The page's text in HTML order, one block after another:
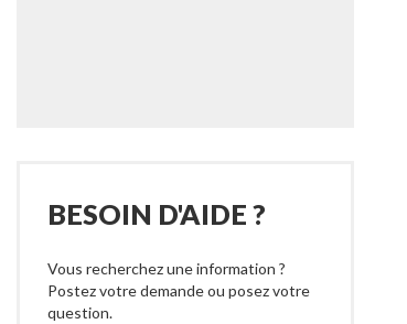
BESOIN D'AIDE ?
Vous recherchez une information ?
Postez votre demande ou posez votre
question.